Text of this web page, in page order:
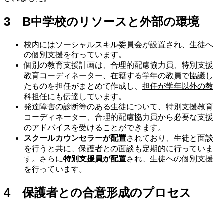
3 B中学校のリソースと外部の環境
校内にはソーシャルスキル委員会が設置され、生徒へ
の個別支援を行っています。
個別の教育支援計画は、合理的配慮協力員、特別支援
教育コーディネーター、在籍する学年の教員で協議し
たものを担任がまとめて作成し、 担任が学年以外の教
科担任にも伝達 しています。
発達障害の診断等のある生徒について、特別支援教育
コーディネーター、合理的配慮協力員から必要な支援
のアドバイスを受けることができます。
スクールカウンセラーが配置されており、生徒と面談
を行うと共に、保護者との面談も定期的に行っていま
す。さらに特別支援員が配置され、生徒への個別支援
を行っています。
4 保護者との合意形成のプロセス